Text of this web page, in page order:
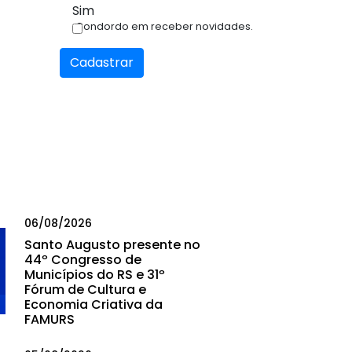
Sim
Condordo em receber novidades.
Cadastrar
06/08/2026
Santo Augusto presente no
44º Congresso de
Municípios do RS e 31º
Fórum de Cultura e
Economia Criativa da
FAMURS